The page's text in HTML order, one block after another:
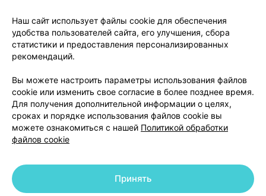
О проекте
Новости проекта
Размещение рекламы
Медицинский маркетинг
Публичный договор
Доставка
Способы оплаты
Вакансии
Партнеры
Написать руководителю 103.by
Написать в поддержку
Персональные настройки Cookie
© 2026 ООО «Артокс Лаб», УНП 191700409 | 220012, Республика Беларусь,
Наш сайт использует файлы cookie для обеспечения
удобства пользователей сайта, его улучшения, сбора
статистики и предоставления персонализированных
рекомендаций.
Вы можете настроить параметры использования файлов
cookie или изменить свое согласие в более позднее время.
Для получения дополнительной информации о целях,
сроках и порядке использования файлов cookie вы
можете ознакомиться с нашей Политикой обработки
файлов cookie
Принять